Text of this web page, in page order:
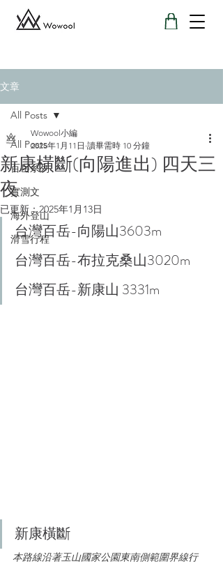
文章
All Posts
百岳系列
實測文
海外登山
滑雪行程
All Posts
新康橫斷(向陽進出) 四天三
夜
Wowool小編
2025年1月11日 讀畢需時 10 分鐘
已更新：2025年1月13日
台灣百岳-向陽山3603m
台灣百岳-布拉克桑山3020m
台灣百岳-新康山 3331m
新康橫斷
本路線沿著玉山國家公園東南側範圍界線行